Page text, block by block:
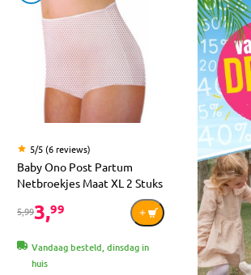
5/5 (6 reviews)
Baby Ono Post Partum
Netbroekjes Maat XL 2 Stuks
5,993,99
Vandaag besteld, dinsdag in
huis